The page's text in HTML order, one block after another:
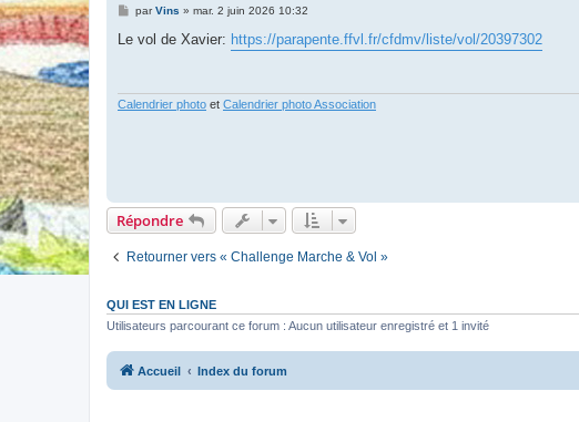
M
s
parVins » mar. 2 juin 2026 10:32
Le vol de Xavier: https://parapente.ffvl.fr/cfdmv/liste/vol/20397302
Calendrier photo et Calendrier photo Association
Répondre
Retourner vers « Challenge Marche & Vol »
QUI EST EN LIGNE
Utilisateurs parcourant ce forum : Aucun utilisateur enregistré et 1 invité
Accueil Index du forum